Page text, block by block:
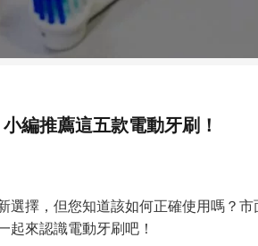
編推薦這五款電動牙刷！
選擇，但您知道該如何正確使用嗎？
起來認識電動牙刷吧！